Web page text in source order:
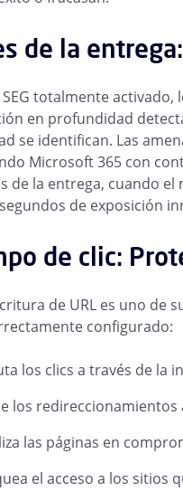
de la
totalmente
en profundidad
se identifican. Las
Microsoft 365 con
de la entrega, cuando el
de exposición
de clic:
de URL es uno de
configurado:
los clics a través de la
los redireccionamientos
las páginas en
el acceso a los sitios